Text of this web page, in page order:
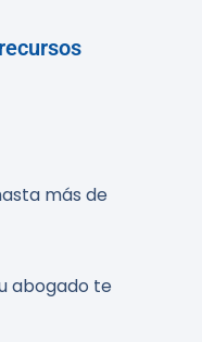
más de
abogado te